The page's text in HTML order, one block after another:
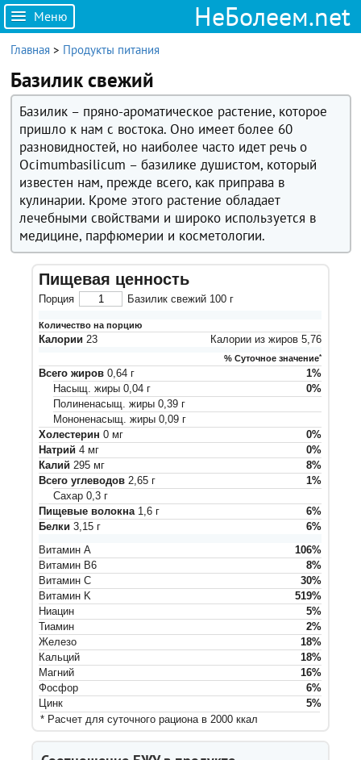
Меню НеБолеем.net
Главная > Продукты питания
Базилик свежий
Базилик – пряно-ароматическое растение, которое
пришло к нам с востока. Оно имеет более 60
разновидностей, но наиболее часто идет речь о
Ocimumbasilicum – базилике душистом, который
известен нам, прежде всего, как приправа в
кулинарии. Кроме этого растение обладает
лечебными свойствами и широко используется в
медицине, парфюмерии и косметологии.
Пищевая ценность
Порция Базилик свежий 100 г
Количество на порцию
Калории 23 Калории из жиров5,76
% Суточное значение*
Всего жиров0,64 г 1%
Насыщ. жиры0,04 г 0%
Полиненасыщ. жиры0,39 г
Мононенасыщ. жиры0,09 г
Холестерин0 мг 0%
Натрий4 мг 0%
Калий 295 мг 8%
Всего углеводов 2,65 г 1%
Сахар0,3 г
Пищевые волокна 1,6 г 6%
Белки3,15 г 6%
Витамин A
106%
Витамин B6
8%
Витамин C
30%
Витамин K
519%
Ниацин
5%
Тиамин
2%
Железо
18%
Кальций
18%
Магний
16%
Фосфор
6%
Цинк
5%
* Расчет для суточного рациона в 2000 ккал